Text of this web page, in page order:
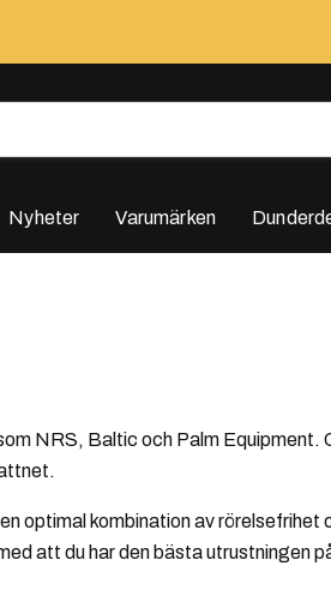
Nyheter Varumärken
NRS, Baltic och Palm Equipment.
optimal kombination av rörelsefrihet
att du har den bästa utrustningen